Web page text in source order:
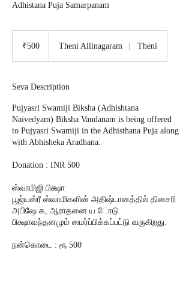
Adhistana Puja Samarpanam
rupees₹500 Theni Allinagaram Theni
Seva Description
Pujyasri Swamiji Biksha (Adhishtana
Naivedyam) Biksha Vandanam is being offered
to Pujyasri Swamiji in the Adhisthana Puja along
with Abhisheka Aradhana.
Donation : INR 500
ஸ்வாமிஜி பிக்ஷா
பூஜ்யஸ்ரீ ஸ்வாமிகளின் அதிஷ்டானத்தில் தினசரி
அபிஷே க, ஆராதனை ய ோடு
பிக்ஷாவந்தனமும் ஸமர்ப்பிக்கப்பட்டு வருகிறது.